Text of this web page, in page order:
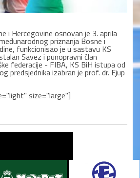
i Hercegovine osnovan je 3. aprila
priznanja Bosne i
funkcionisao je u sastavu KS
Savez i punopravni član
federacije - FIBA, KS BiH istupa od
predsjednika izabran je prof. dr. Ejup
size="large"]